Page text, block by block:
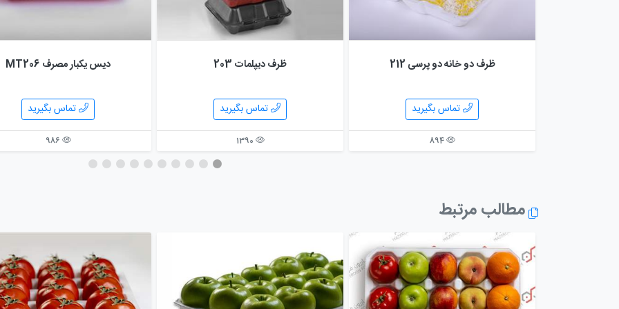
ظرف دو خانه دو پرسی 212
تماس بگیرید
894
ظرف ديپلمات 203
تماس بگیرید
دیس یکبار مصرف MT206
تماس بگیرید
مطالب مرتبط